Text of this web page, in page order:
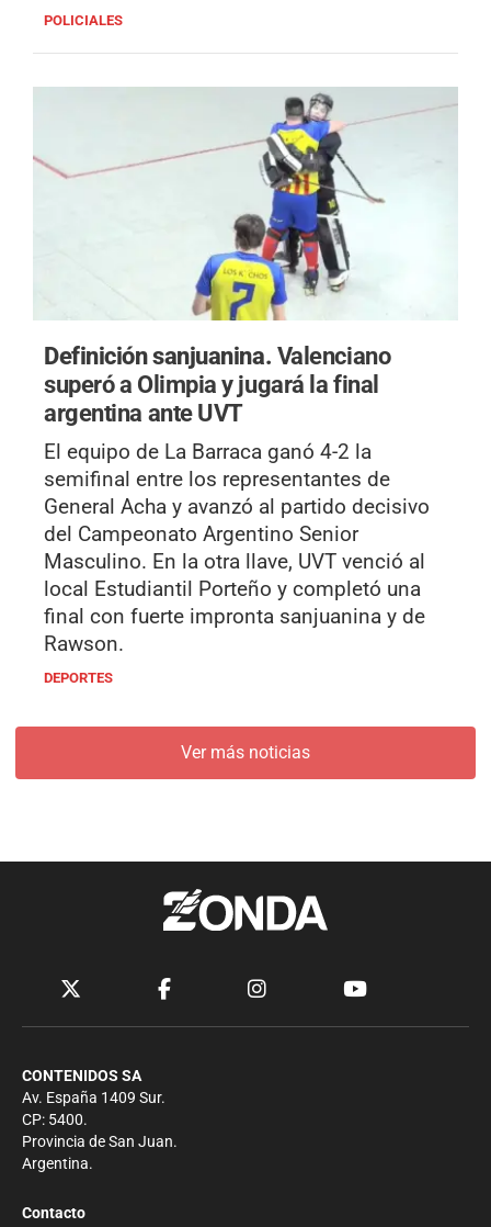
POLICIALES
Definición sanjuanina. Valenciano
superó a Olimpia y jugará la final
argentina ante UVT
El equipo de La Barraca ganó 4-2 la
semifinal entre los representantes de
General Acha y avanzó al partido decisivo
del Campeonato Argentino Senior
Masculino. En la otra llave, UVT venció al
local Estudiantil Porteño y completó una
final con fuerte impronta sanjuanina y de
Rawson.
DEPORTES
Ver más noticias
CONTENIDOS SA
Av. España 1409 Sur.
CP: 5400.
Provincia de San Juan.
Argentina.
Contacto